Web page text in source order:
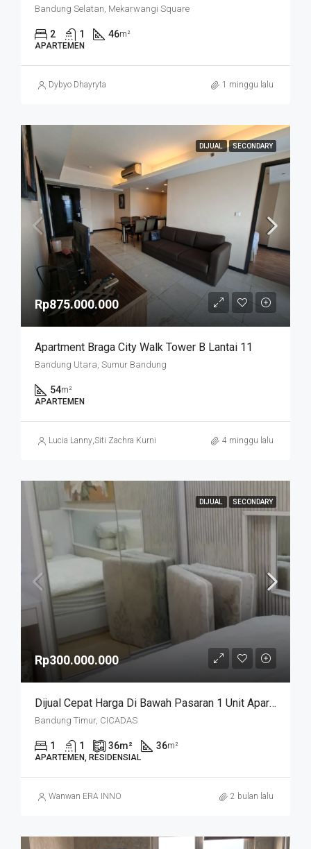
Bandung Selatan, Mekarwangi Square
2 1 46m²
APARTEMEN
Dybyo Dhayryta 1 minggu lalu
DIJUAL SECONDARY
Rp875.000.000
Apartment Braga City Walk Tower B Lantai 11
Bandung Utara, Sumur Bandung
54m²
APARTEMEN
Lucia Lanny,Siti Zachra Kurniasari 4 minggu lalu
DIJUAL SECONDARY
Rp300.000.000
Dijual Cepat Harga Di Bawah Pasaran 1 Unit Apartemen Cicadas Jln A Yani Bandung Kota
Bandung Timur, CICADAS
1 1 36m² 36m²
APARTEMEN, RESIDENSIAL
Wanwan ERA INNO 2 bulan lalu